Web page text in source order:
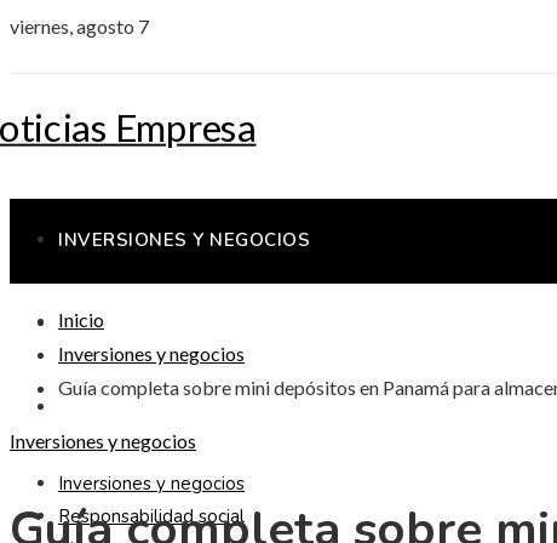
viernes, agosto 7
INVERSIONES Y NEGOCIOS
RESPONSABILIDAD SOCIAL
Inversiones y negocios
Responsabilidad social
Inicio
Inversiones y negocios
Guía completa sobre mini depósitos en Panamá para
Inversiones y negocios
Guía completa sobre